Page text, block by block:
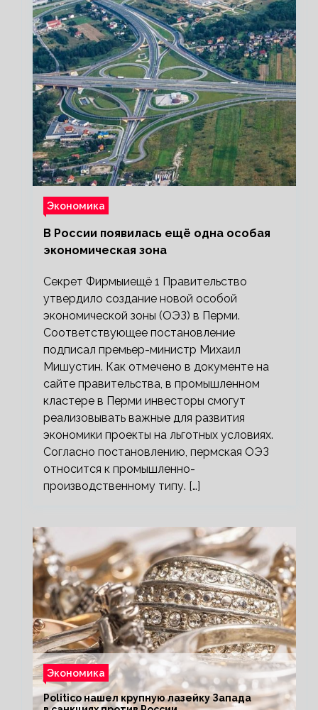
Экономика
В России появилась ещё одна особая
экономическая зона
Секрет Фирмыиещё 1 Правительство
утвердило создание новой особой
экономической зоны (ОЭЗ) в Перми.
Соответствующее постановление
подписал премьер-министр Михаил
Мишустин. Как отмечено в документе на
сайте правительства, в промышленном
кластере в Перми инвесторы смогут
реализовывать важные для развития
экономики проекты на льготных условиях.
Согласно постановлению, пермская ОЭЗ
относится к промышленно-
производственному типу. […]
Экономика
Politico нашел крупную лазейку Запада